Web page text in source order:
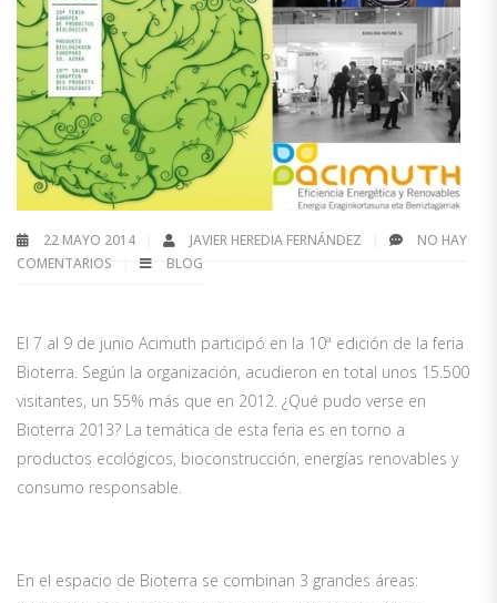
22 MAYO 2014 JAVIER HEREDIA FERNÁNDEZ
NO HAY
COMENTARIOS
BLOG
El 7 al 9 de junio Acimuth participó en la 10ª edición de la feria
Bioterra. Según la organización, acudieron en total unos 15.500
visitantes, un 55% más que en 2012. ¿Qué pudo verse en
Bioterra 2013? La temática de esta feria es en torno a
productos ecológicos, bioconstrucción, energías renovables y
consumo responsable.
En el espacio de Bioterra se combinan 3 grandes áreas: